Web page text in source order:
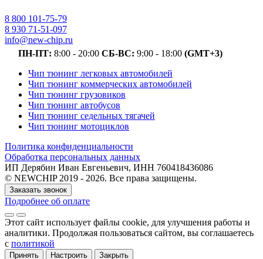
8 800 101-75-79
8 930 71-51-097
info@new-chip.ru
ПН-ПТ: 8:00 - 20:00 СБ-ВС: 9:00 - 18:00 (GMT+3)
Чип тюнинг легковых автомобилей
Чип тюнинг коммерческих автомобилей
Чип тюнинг грузовиков
Чип тюнинг автобусов
Чип тюнинг седельных тягачей
Чип тюнинг мотоциклов
Политика конфиденциальности
Обработка персональных данных
ИП Дерябин Иван Евгеньевич, ИНН 760418436086
© NEWCHIP 2019 - 2026. Все права защищены.
Заказать звонок
Подробнее об оплате
Этот сайт использует файлы cookie, для улучшения работы и
аналитики. Продолжая пользоваться сайтом, вы соглашаетесь
с политикой
Принять Настроить Закрыть